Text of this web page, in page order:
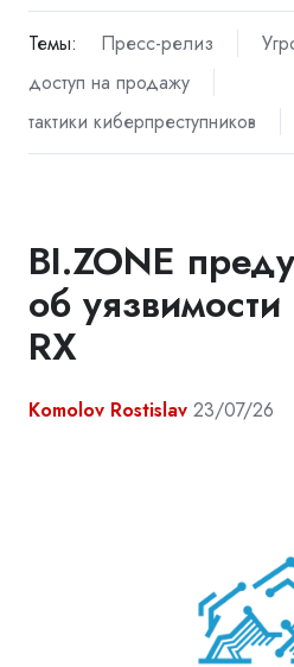
Темы: Пресс-релиз
доступ на продажу
тактики киберпреступников
BI.ZONE
об
RX
Komolov Rostislav 23/07/26